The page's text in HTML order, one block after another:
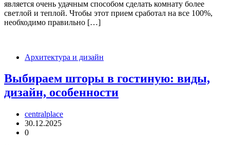
является очень удачным способом сделать комнату более
светлой и теплой. Чтобы этот прием сработал на все 100%,
необходимо правильно […]
Архитектура и дизайн
Выбираем шторы в гостиную: виды,
дизайн, особенности
centralplace
30.12.2025
0